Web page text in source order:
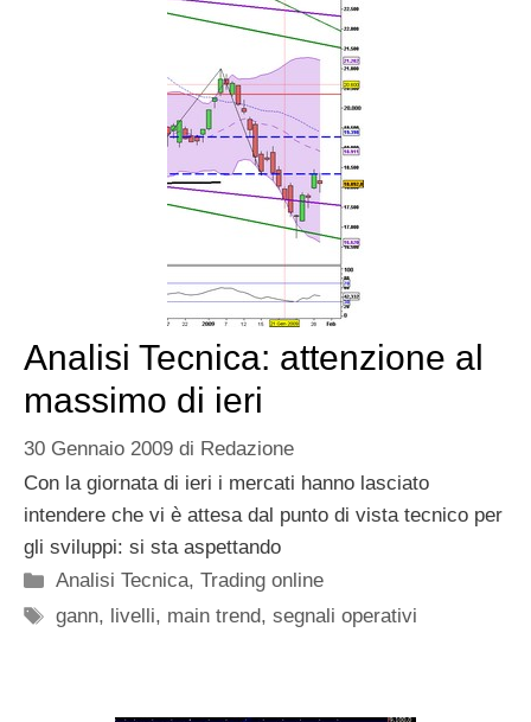
Analisi Tecnica: attenzione al
massimo di ieri
30 Gennaio 2009 di Redazione
Con la giornata di ieri i mercati hanno lasciato
intendere che vi è attesa dal punto di vista tecnico per
gli sviluppi: si sta aspettando
Categorie
Analisi Tecnica,Trading online
Tag
gann, livelli, main trend,segnali operativi